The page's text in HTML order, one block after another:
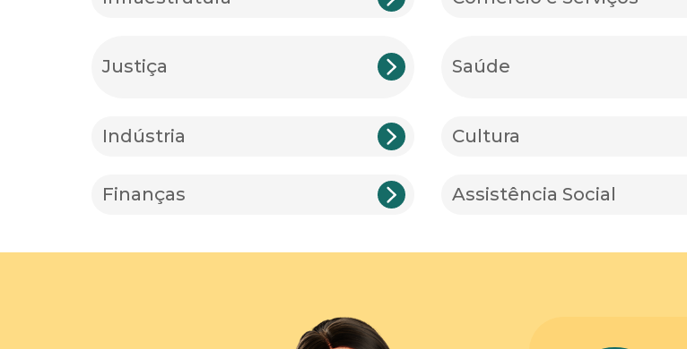
Justiça Saúde
Indústria Cultura
Finanças Assistência Social